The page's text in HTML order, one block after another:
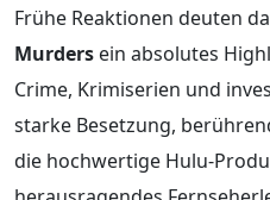
Frühe Reaktionen deuten
Murders ein absolutes
Crime, Krimiserien und
starke Besetzung,
die hochwertige Hulu-